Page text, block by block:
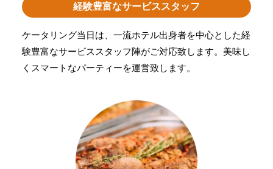
経験豊富なサービススタッフ
ケータリング当日は、一流ホテル出身者を中心とした経
験豊富なサービススタッフ陣がご対応致します。美味し
くスマートなパーティーを運営致します。